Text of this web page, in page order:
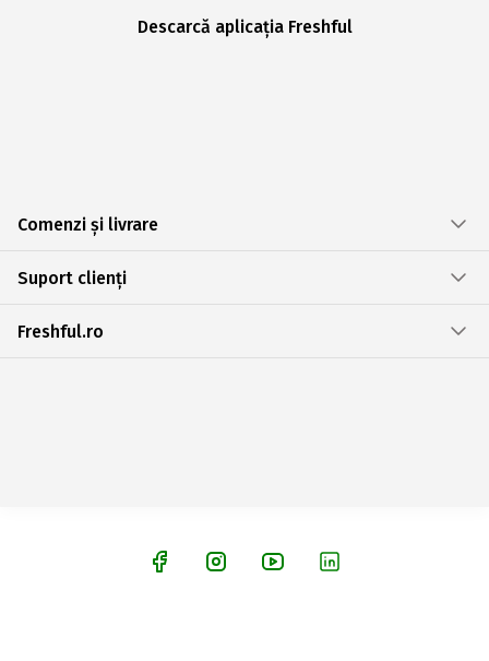
Descarcă aplicația Freshful
Comenzi și livrare
Suport clienți
Freshful.ro